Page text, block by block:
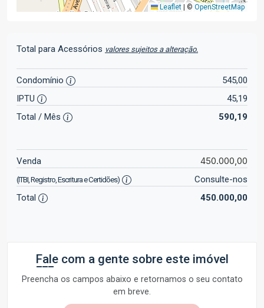
Leaflet © OpenStreetMap
Total para Acessórios valores sujeitos a alteração.
Condomínio
545,00
IPTU
45,19
Total / Mês
590,19
Venda 450.000,00
(ITBI, Registro, Escritura e Certidões)
Consulte-nos
Total
450.000,00
Fale com a gente sobre este imóvel
Preencha os campos abaixo e retornamos o seu contato
em breve.